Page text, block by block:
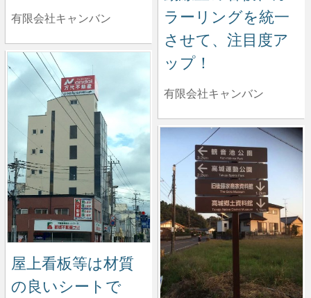
有限会社キャンバン
ラーリングを統一
させて、注目度ア
ップ！
有限会社キャンバン
屋上看板等は材質
の良いシートで